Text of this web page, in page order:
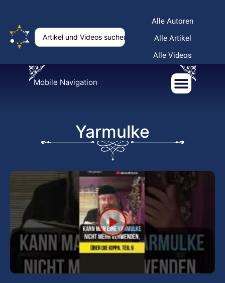
Alle Autoren
Alle Artikel
Alle Videos
Mobile Navigation
Yarmulke